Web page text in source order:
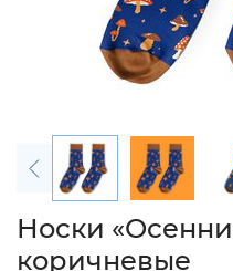
Носки
коричневые